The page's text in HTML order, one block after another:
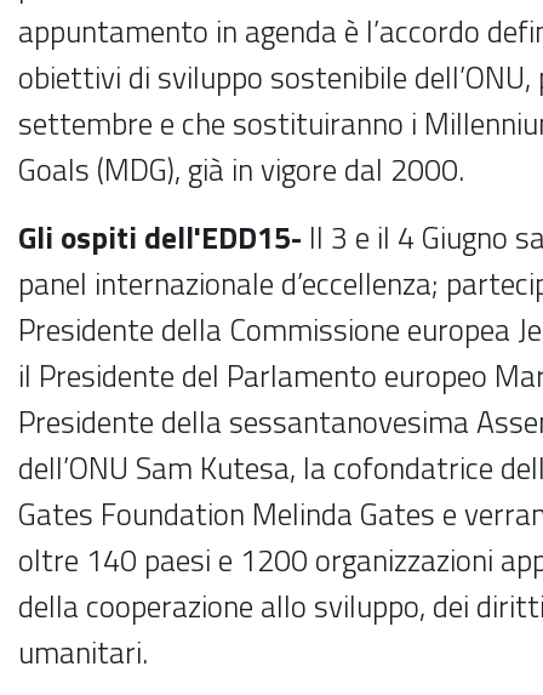
appuntamento in agenda è l’accordo
obiettivi di sviluppo sostenibile
settembre e che sostituiranno i
Goals (MDG), già in vigore dal 2000.
Gli ospiti dell'EDD15- Il 3 e il 4 Giugno
panel internazionale d’eccellenza;
Presidente della Commissione europea
il Presidente del Parlamento europeo
Presidente della sessantanovesima
dell’ONU Sam Kutesa, la cofondatrice
Gates Foundation Melinda Gates e
oltre 140 paesi e 1200 organizzazioni
della cooperazione allo sviluppo, dei
umanitari.